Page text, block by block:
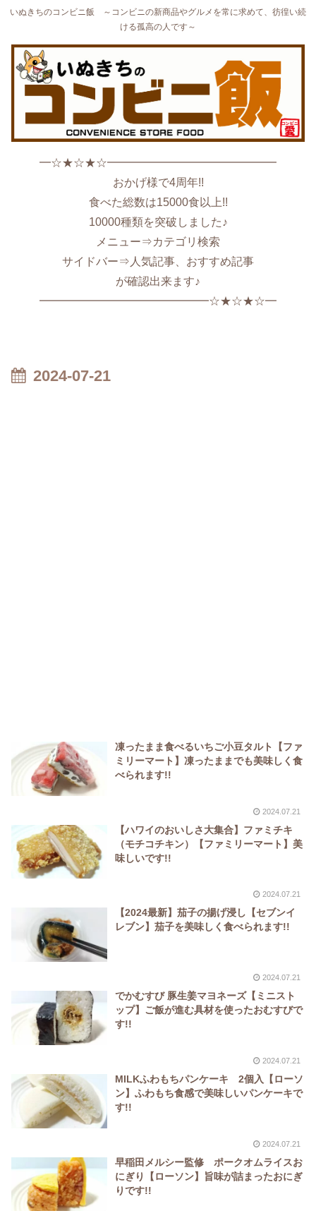
いぬきちのコンビニ飯 ～コンビニの新商品やグルメを常に求めて、彷徨い続
ける孤高の人です～
━☆★☆★☆━━━━━━━━━━━━━━━
おかげ様で4周年!!
食べた総数は15000食以上!!
10000種類を突破しました♪
メニュー⇒カテゴリ検索
サイドバー⇒人気記事、おすすめ記事
が確認出来ます♪
━━━━━━━━━━━━━━━☆★☆★☆━
2024-07-21
凍ったまま食べるいちご小豆タルト【ファ
ミリーマート】凍ったままでも美味しく食
べられます!!
2024.07.21
【ハワイのおいしさ大集合】ファミチキ
（モチコチキン）【ファミリーマート】美
味しいです!!
2024.07.21
【2024最新】茄子の揚げ浸し【セブンイ
レブン】茄子を美味しく食べられます!!
2024.07.21
でかむすび 豚生姜マヨネーズ【ミニスト
ップ】ご飯が進む具材を使ったおむすびで
す!!
2024.07.21
MILKふわもちパンケーキ 2個入【ローソ
ン】ふわもち食感で美味しいパンケーキで
す!!
2024.07.21
早稲田メルシー監修 ポークオムライスお
にぎり【ローソン】旨味が詰まったおにぎ
りです!!